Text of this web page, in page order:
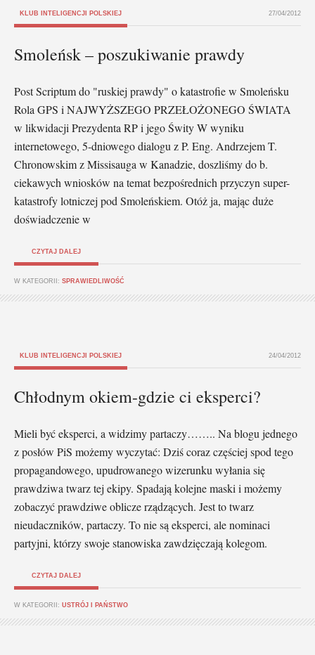
KLUB INTELIGENCJI POLSKIEJ 27/04/2012
Smoleńsk – poszukiwanie prawdy
Post Scriptum do "ruskiej prawdy" o katastrofie w Smoleńsku
Rola GPS i NAJWYŻSZEGO PRZEŁOŻONEGO ŚWIATA
w likwidacji Prezydenta RP i jego Świty W wyniku
internetowego, 5-dniowego dialogu z P. Eng. Andrzejem T.
Chronowskim z Missisauga w Kanadzie, doszliśmy do b.
ciekawych wniosków na temat bezpośrednich przyczyn super-
katastrofy lotniczej pod Smoleńskiem. Otóż ja, mając duże
doświadczenie w
CZYTAJ DALEJ
W KATEGORII: SPRAWIEDLIWOŚĆ
KLUB INTELIGENCJI POLSKIEJ 24/04/2012
Chłodnym okiem-gdzie ci eksperci?
Mieli być eksperci, a widzimy partaczy…….. Na blogu jednego
z posłów PiS możemy wyczytać: Dziś coraz częściej spod tego
propagandowego, upudrowanego wizerunku wyłania się
prawdziwa twarz tej ekipy. Spadają kolejne maski i możemy
zobaczyć prawdziwe oblicze rządzących. Jest to twarz
nieudaczników, partaczy. To nie są eksperci, ale nominaci
partyjni, którzy swoje stanowiska zawdzięczają kolegom.
CZYTAJ DALEJ
W KATEGORII: USTRÓJ I PAŃSTWO